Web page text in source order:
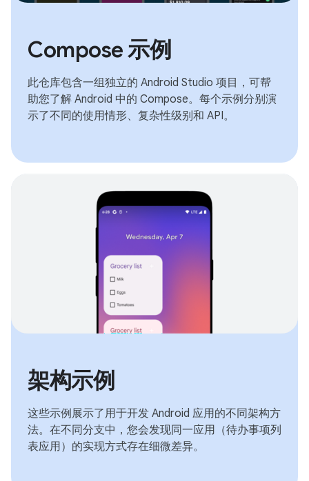
Compose 示例
此仓库包含一组独立的 Android Studio 项目，可帮
助您了解 Android 中的 Compose。每个示例分别演
示了不同的使用情形、复杂性级别和 API。
架构示例
这些示例展示了用于开发 Android 应用的不同架构方
法。在不同分支中，您会发现同一应用（待办事项列
表应用）的实现方式存在细微差异。